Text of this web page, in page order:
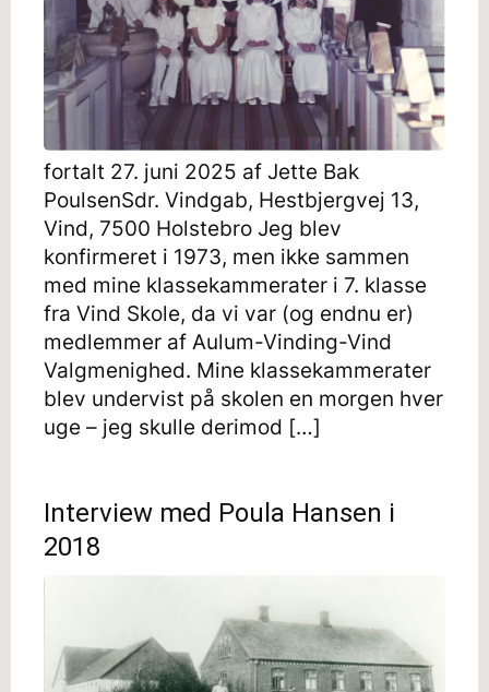
fortalt 27. juni 2025 af Jette Bak
PoulsenSdr. Vindgab, Hestbjergvej 13,
Vind, 7500 Holstebro Jeg blev
konfirmeret i 1973, men ikke sammen
med mine klassekammerater i 7. klasse
fra Vind Skole, da vi var (og endnu er)
medlemmer af Aulum-Vinding-Vind
Valgmenighed. Mine klassekammerater
blev undervist på skolen en morgen hver
uge – jeg skulle derimod […]
Interview med Poula Hansen i
2018